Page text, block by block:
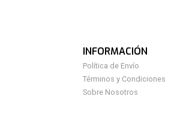
INFORMACIÓN
Política de Envío
Términos y Condiciones
Sobre Nosotros